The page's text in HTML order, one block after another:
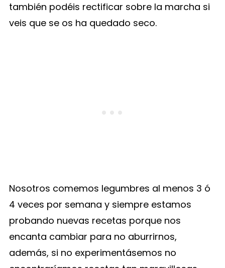
también podéis rectificar sobre la marcha si
veis que se os ha quedado seco.
Nosotros comemos legumbres al menos 3 ó
4 veces por semana y siempre estamos
probando nuevas recetas porque nos
encanta cambiar para no aburrirnos,
además, si no experimentásemos no